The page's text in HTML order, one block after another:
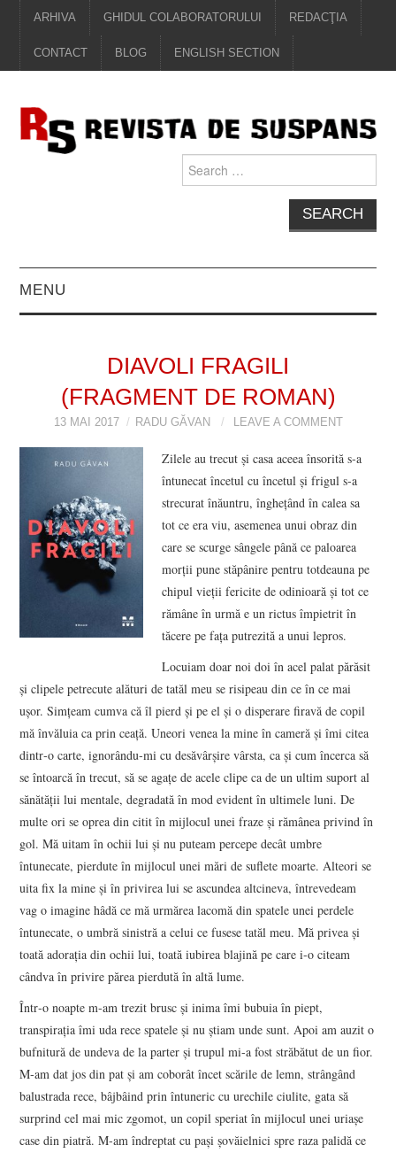
ARHIVA GHIDUL COLABORATORULUI REDACŢIA
CONTACT BLOG ENGLISH SECTION
for:
MENU
VIZIUNI ȘI SPECTRE
CONTRAPAGINI
CARTE & FILM
SUSPANS
NUMĂRUL 49 /
APRILIE 2018
DIAVOLI FRAGILI
(FRAGMENT DE ROMAN)
13 MAI 2017 RADU GĂVAN LEAVE A COMMENT
Zilele au trecut şi casa aceea însorită s‑a
întunecat încetul cu încetul şi frigul s‑a
strecurat înăuntru, îngheţând în calea sa
tot ce era viu, asemenea unui obraz din
care se scurge sângele până ce paloarea
morţii pune stăpânire pentru totdeauna pe
chipul vieţii fericite de odinioară şi tot ce
rămâne în urmă e un rictus împietrit în
tăcere pe faţa putrezită a unui lepros.
Locuiam doar noi doi în acel palat părăsit
şi clipele petre­cute alături de tatăl meu se risipeau din ce în ce mai
uşor. Simţeam cumva că îl pierd şi pe el şi o disperare firavă de copil
mă învăluia ca prin ceaţă. Uneori venea la mine în cameră şi îmi citea
dintr‑o carte, ignorându‑mi cu desăvârşire vârsta, ca şi cum încerca să
se întoarcă în trecut, să se agaţe de acele clipe ca de un ultim suport al
sănătăţii lui mentale, degradată în mod evident în ultimele luni. De
multe ori se oprea din citit în mij­locul unei fraze şi rămânea privind în
gol. Mă uitam în ochii lui şi nu puteam percepe decât umbre
întunecate, pierdute în mij­locul unei mări de suflete moarte. Alteori se
uita fix la mine şi în privirea lui se ascundea altcineva, întrevedeam
vag o imagine hâdă ce mă urmărea lacomă din spatele unei perdele
întunecate, o umbră sinistră a celui ce fusese tatăl meu. Mă privea şi
toată adoraţia din ochii lui, toată iubirea blajină pe care i‑o citeam
cândva în privire părea pierdută în altă lume.
Într‑o noapte m‑am trezit brusc şi inima îmi bubuia în piept,
transpiraţia îmi uda rece spatele şi nu ştiam unde sunt. Apoi am auzit o
bufnitură de undeva de la parter şi trupul mi‑a fost străbătut de un fior.
M‑am dat jos din pat şi am coborât încet scările de lemn, strângând
balustrada rece, bâjbâind prin întuneric cu urechile ciulite, gata să
surprind cel mai mic zgo­mot, un copil speriat în mijlocul unei uriaşe
case din piatră. M‑am îndreptat cu paşi şovăielnici spre raza palidă ce